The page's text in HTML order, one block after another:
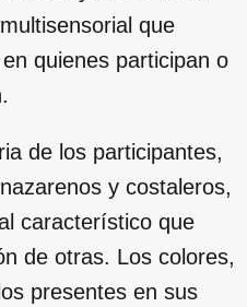
que
quienes participan o
de los participantes,
y costaleros,
característico que
de otras. Los colores,
presentes en sus